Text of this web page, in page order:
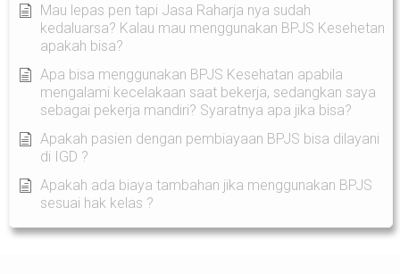
Mau lepas pen tapi Jasa Raharja nya sudah
kedaluarsa? Kalau mau menggunakan BPJS Kesehetan
apakah bisa?
Apa bisa menggunakan BPJS Kesehatan apabila
mengalami kecelakaan saat bekerja, sedangkan saya
sebagai pekerja mandiri? Syaratnya apa jika bisa?
Apakah pasien dengan pembiayaan BPJS bisa dilayani
di IGD ?
Apakah ada biaya tambahan jika menggunakan BPJS
sesuai hak kelas ?